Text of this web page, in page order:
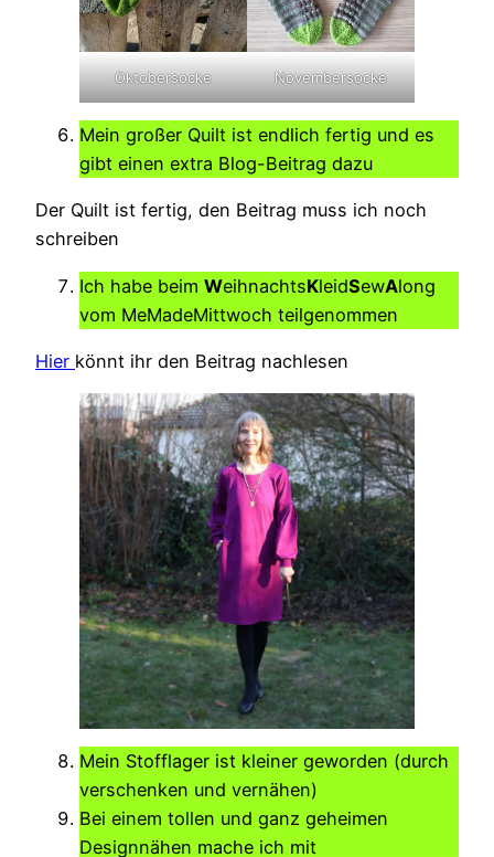
Oktobersocke Novembersocke
Mein großer Quilt ist endlich fertig und es
gibt einen extra Blog-Beitrag dazu
Der Quilt ist fertig, den Beitrag muss ich noch
schreiben
Ich habe beim WeihnachtsKleidSewAlong
vom MeMadeMittwoch teilgenommen
Hier könnt ihr den Beitrag nachlesen
Mein Stofflager ist kleiner geworden (durch
verschenken und vernähen)
Bei einem tollen und ganz geheimen
Designnähen mache ich mit